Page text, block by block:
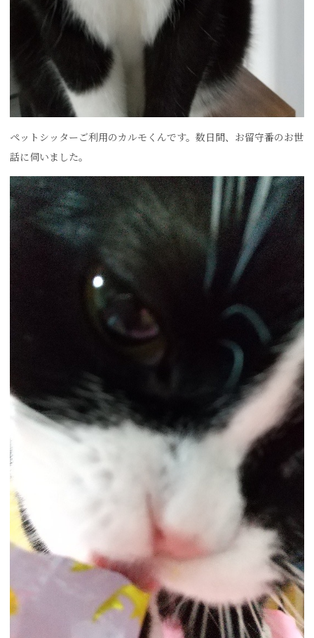
ペットシッターご利用のカルモくんです。数日間、お留守番のお世
話に伺いました。